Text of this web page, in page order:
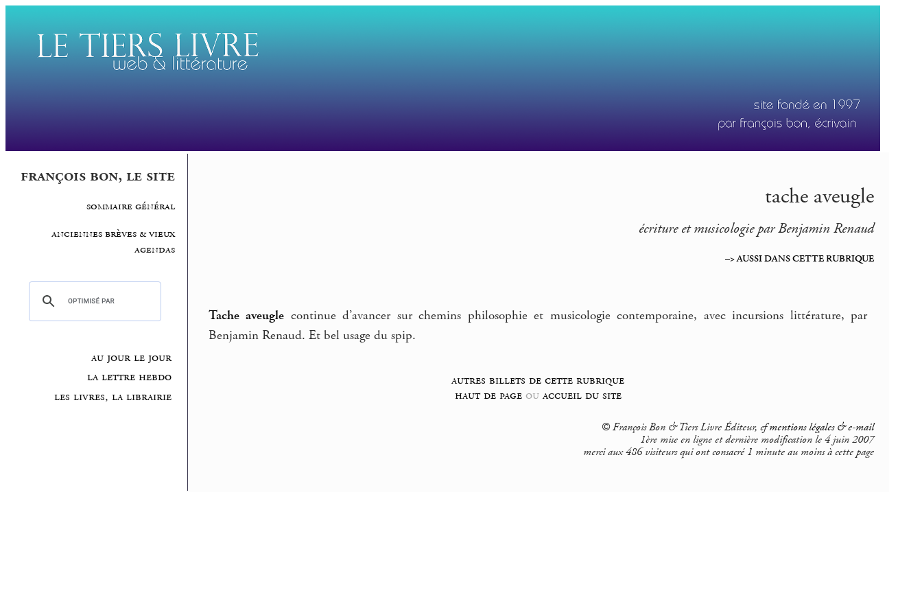
françois bon, le site
sommaire général
anciennes brèves & vieux
agendas
au jour le jour
la lettre hebdo
les livres, la librairie
tache aveugle
écriture et musicologie par Benjamin Renaud
–> AUSSI DANS CETTE RUBRIQUE
Tache aveugle continue d’avancer sur chemins philosophie et musicologie contemporaine, avec incursions littérature, par
Benjamin Renaud. Et bel usage du spip.
autres billets de cette rubrique
haut de pageouaccueil du site
© François Bon & Tiers Livre Éditeur, cfmentions légales & e-mail
1ère mise en ligne et dernière modification le 4 juin 2007
merci aux 486 visiteurs qui ont consacré 1 minute au moins à cette page